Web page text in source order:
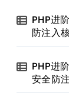
PHP进
防注入
PHP进
安全防